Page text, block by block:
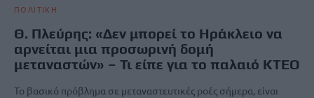
ΠΟΛΙΤΙΚΗ
Θ. Πλεύρης: «Δεν μπορεί το Ηράκλειο να
αρνείται μια προσωρινή δομή
μεταναστών» – Τι είπε για το παλαιό ΚΤΕΟ
Το βασικό πρόβλημα σε μεταναστευτικές ροές σήμερα, είναι